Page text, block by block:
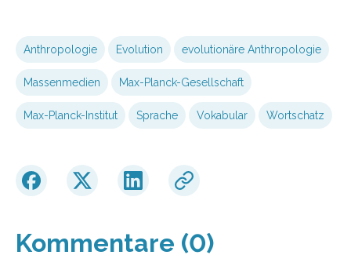
Anthropologie Evolution evolutionäre Anthropologie
Massenmedien Max-Planck-Gesellschaft
Max-Planck-Institut Sprache Vokabular Wortschatz
Kommentare (0)